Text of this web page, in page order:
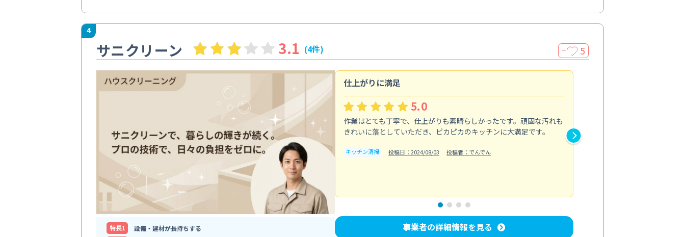
4
サニクリーン 3.1 (4件) ＋ 5
特⻑1
設備・建材が長持ちする
仕上がりに満足
5.0
作業はとても丁寧で、仕上がりも素晴らしかったです。頑固な汚れも
きれいに落としていただき、ピカピカのキッチンに大満足です。
キッチン清掃 投稿日：2024/08/03 投稿者：でんでん
事業者の詳細情報を見る